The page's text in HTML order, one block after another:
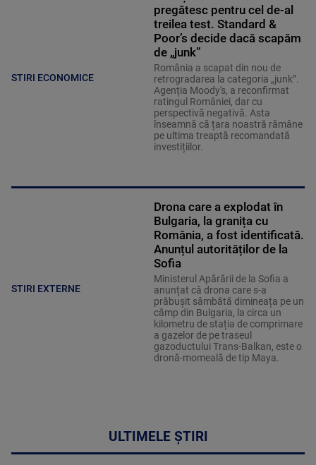
STIRI ECONOMICE
pregătesc pentru cel de-al
treilea test. Standard &
Poor’s decide dacă scapăm
de „junk”
România a scapat din nou de
retrogradarea la categoria „junk”.
Agenția Moody's, a reconfirmat
ratingul României, dar cu
perspectivă negativă. Asta
înseamnă că țara noastră rămâne
pe ultima treaptă recomandată
investițiilor.
STIRI EXTERNE
Drona care a explodat în
Bulgaria, la granița cu
România, a fost identificată.
Anunțul autorităților de la
Sofia
Ministerul Apărării de la Sofia a
anunțat că drona care s-a
prăbușit sâmbătă dimineața pe un
câmp din Bulgaria, la circa un
kilometru de stația de comprimare
a gazelor de pe traseul
gazoductului Trans-Balkan, este o
dronă-momeală de tip Maya.
ULTIMELE ȘTIRI